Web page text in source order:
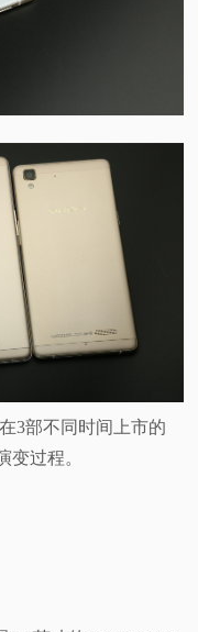
3部不同时间上市的
变过程。